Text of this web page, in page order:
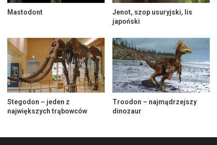
Mastodont
Jenot, szop usuryjski, lis
japoński
Stegodon – jeden z
największych trąbowców
Troodon – najmądrzejszy
dinozaur